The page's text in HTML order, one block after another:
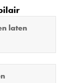
laten